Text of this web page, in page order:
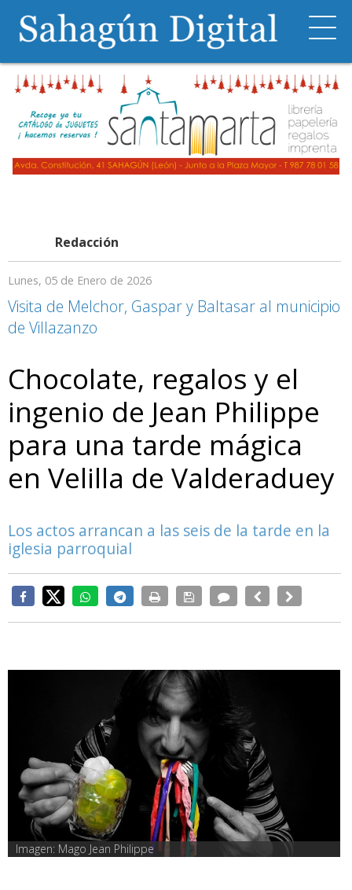
Redacción
Lunes, 05 de Enero de 2026
Visita de Melchor, Gaspar y Baltasar al municipio
de Villazanzo
Chocolate, regalos y el
ingenio de Jean Philippe
para una tarde mágica
en Velilla de Valderaduey
Los actos arrancan a las seis de la tarde en la
iglesia parroquial
Imagen: Mago Jean Philippe